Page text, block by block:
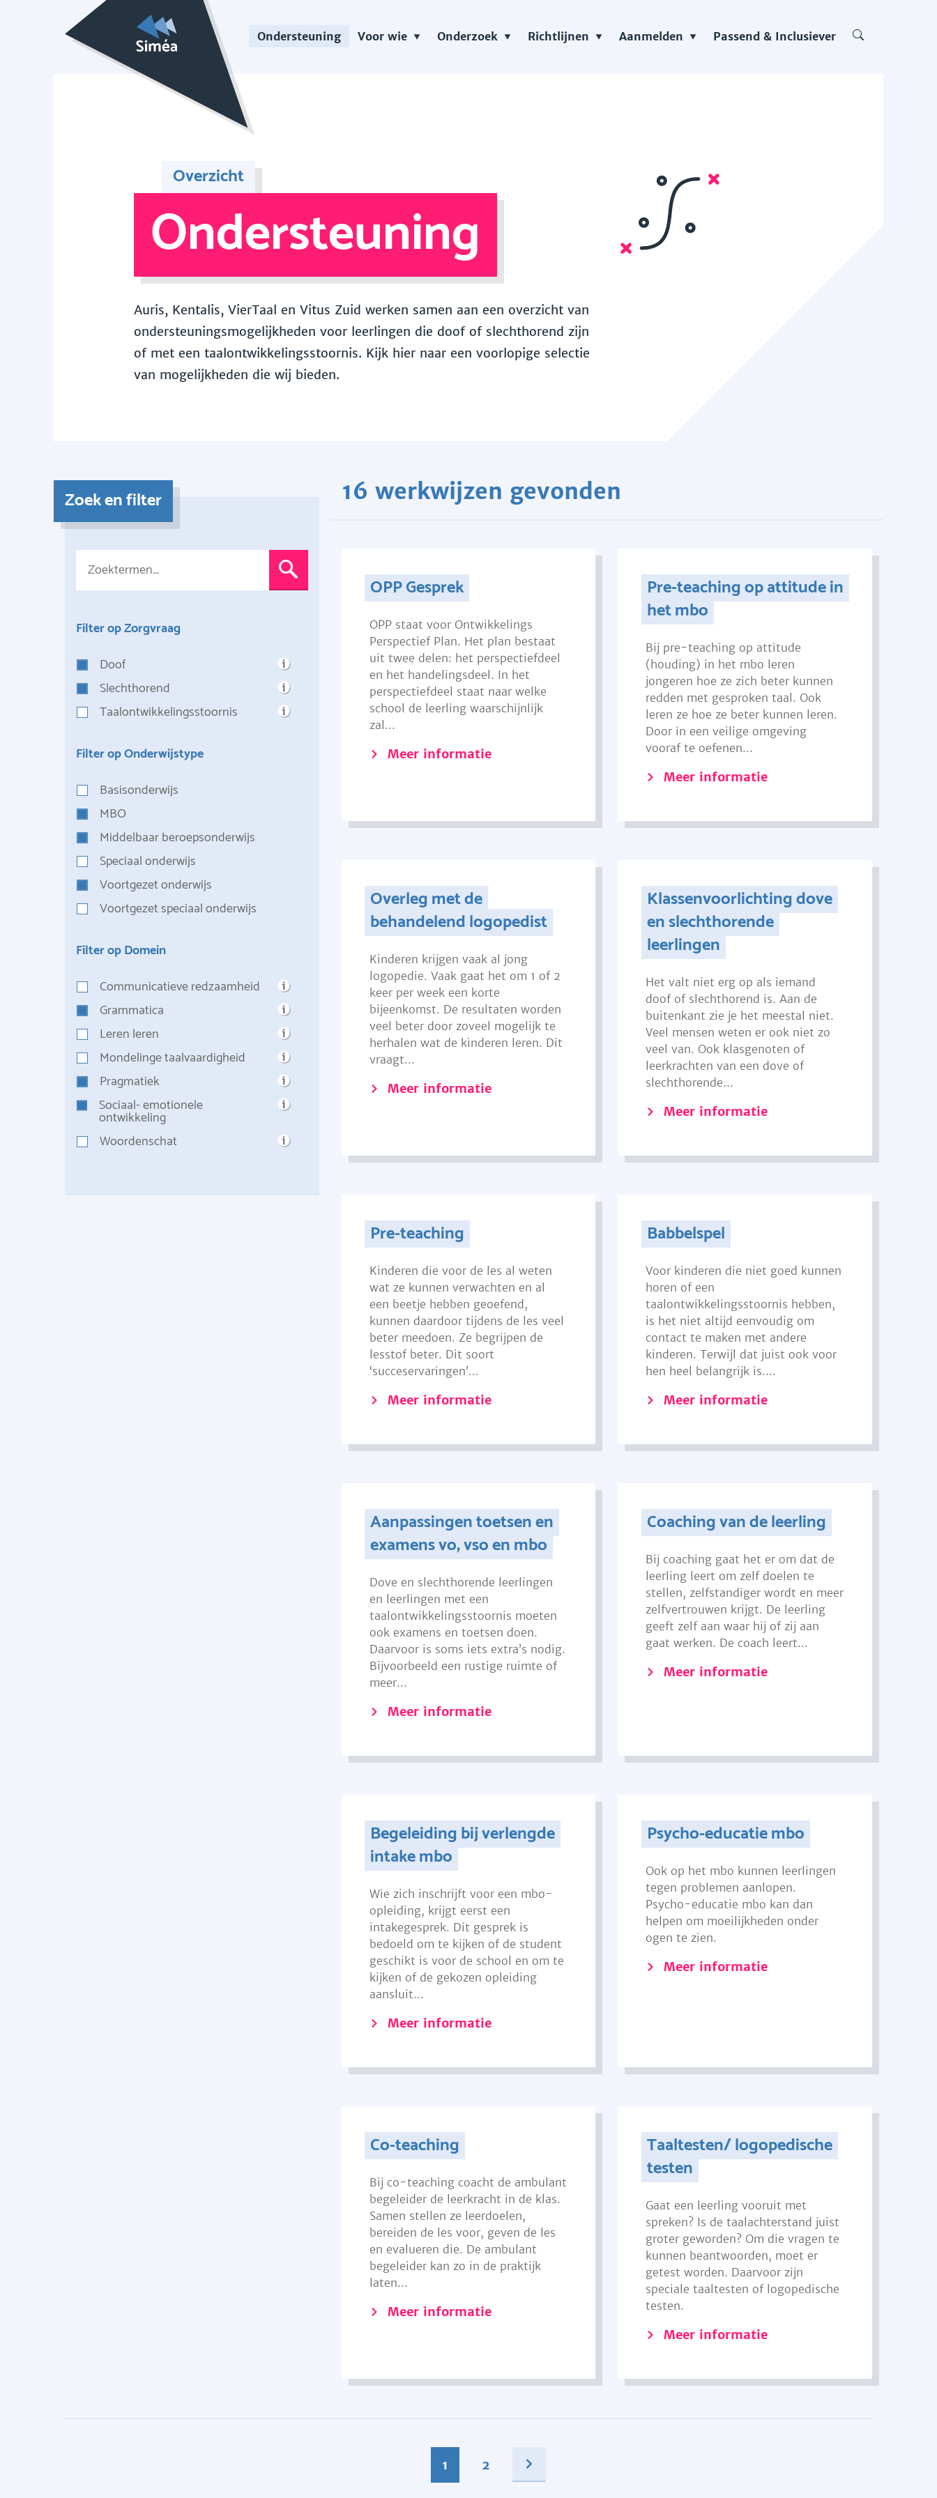
Ondersteuning Voor wie Onderzoek Richtlijnen Aanmelden Passend & Inclusiever
Overzicht
Ondersteuning
Auris, Kentalis, VierTaal en Vitus Zuid werken samen aan een overzicht van
ondersteuningsmogelijkheden voor leerlingen die doof of slechthorend zijn
of met een taalontwikkelingsstoornis. Kijk hier naar een voorlopige selectie
van mogelijkheden die wij bieden.
Zoek en filter
Filter op Zorgvraag
Doof
Slechthorend
Taalontwikkelingsstoornis
Filter op Onderwijstype
Basisonderwijs
MBO
Middelbaar beroepsonderwijs
Speciaal onderwijs
Voortgezet onderwijs
Voortgezet speciaal onderwijs
Filter op Domein
Communicatieve redzaamheid
Grammatica
Leren leren
Mondelinge taalvaardigheid
Pragmatiek
Sociaal- emotionele
ontwikkeling
Woordenschat
16 werkwijzen gevonden
OPP Gesprek
OPP staat voor Ontwikkelings
Perspectief Plan. Het plan bestaat
uit twee delen: het perspectiefdeel
en het handelingsdeel. In het
perspectiefdeel staat naar welke
school de leerling waarschijnlijk
zal...
Meer informatie
Pre-teaching op attitude in
het mbo
Bij pre-teaching op attitude
(houding) in het mbo leren
jongeren hoe ze zich beter kunnen
redden met gesproken taal. Ook
leren ze hoe ze beter kunnen leren.
Door in een veilige omgeving
vooraf te oefenen...
Meer informatie
Overleg met de
behandelend logopedist
Kinderen krijgen vaak al jong
logopedie. Vaak gaat het om 1 of 2
keer per week een korte
bijeenkomst. De resultaten worden
veel beter door zoveel mogelijk te
herhalen wat de kinderen leren. Dit
vraagt...
Meer informatie
Klassenvoorlichting dove
en slechthorende
leerlingen
Het valt niet erg op als iemand
doof of slechthorend is. Aan de
buitenkant zie je het meestal niet.
Veel mensen weten er ook niet zo
veel van. Ook klasgenoten of
leerkrachten van een dove of
slechthorende...
Meer informatie
Pre-teaching
Kinderen die voor de les al weten
wat ze kunnen verwachten en al
een beetje hebben geoefend,
kunnen daardoor tijdens de les veel
beter meedoen. Ze begrijpen de
lesstof beter. Dit soort
‘succeservaringen’...
Meer informatie
Babbelspel
Voor kinderen die niet goed kunnen
horen of een
taalontwikkelingsstoornis hebben,
is het niet altijd eenvoudig om
contact te maken met andere
kinderen. Terwijl dat juist ook voor
hen heel belangrijk is....
Meer informatie
Aanpassingen toetsen en
examens vo, vso en mbo
Dove en slechthorende leerlingen
en leerlingen met een
taalontwikkelingsstoornis moeten
ook examens en toetsen doen.
Daarvoor is soms iets extra’s nodig.
Bijvoorbeeld een rustige ruimte of
meer...
Meer informatie
Coaching van de leerling
Bij coaching gaat het er om dat de
leerling leert om zelf doelen te
stellen, zelfstandiger wordt en meer
zelfvertrouwen krijgt. De leerling
geeft zelf aan waar hij of zij aan
gaat werken. De coach leert...
Meer informatie
Begeleiding bij verlengde
intake mbo
Wie zich inschrijft voor een mbo-
opleiding, krijgt eerst een
intakegesprek. Dit gesprek is
bedoeld om te kijken of de student
geschikt is voor de school en om te
kijken of de gekozen opleiding
aansluit...
Meer informatie
Psycho-educatie mbo
Ook op het mbo kunnen leerlingen
tegen problemen aanlopen.
Psycho-educatie mbo kan dan
helpen om moeilijkheden onder
ogen te zien.
Meer informatie
Co-teaching
Bij co-teaching coacht de ambulant
begeleider de leerkracht in de klas.
Samen stellen ze leerdoelen,
bereiden de les voor, geven de les
en evalueren die. De ambulant
begeleider kan zo in de praktijk
laten...
Meer informatie
Taaltesten/ logopedische
testen
Gaat een leerling vooruit met
spreken? Is de taalachterstand juist
groter geworden? Om die vragen te
kunnen beantwoorden, moet er
getest worden. Daarvoor zijn
speciale taaltesten of logopedische
testen.
Meer informatie
1 2